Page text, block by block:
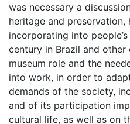
was necessary a
heritage and preservation,
incorporating into
century in Brazil and
museum role and the
into work, in order to
demands of the society,
and of its participation
cultural life, as well as on